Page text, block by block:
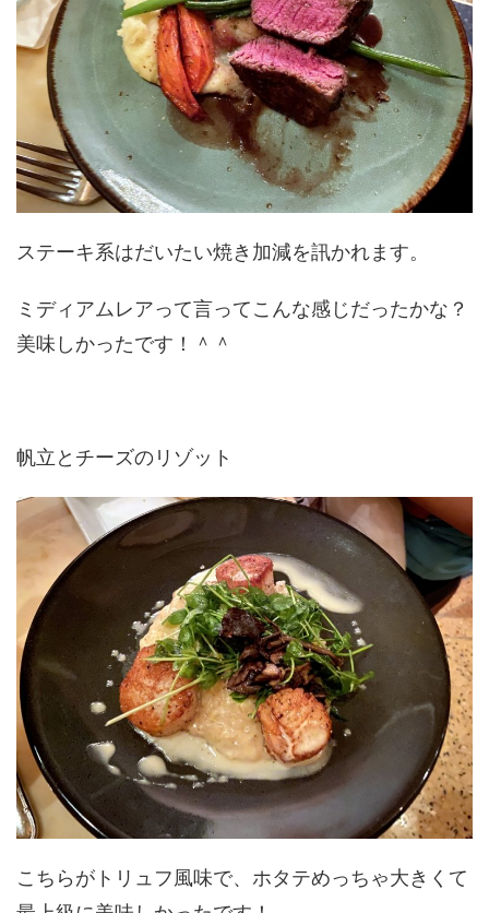
ステーキ系はだいたい焼き加減を訊かれます。
ミディアムレアって言ってこんな感じだったかな？
美味しかったです！＾＾
帆立とチーズのリゾット
こちらがトリュフ風味で、ホタテめっちゃ大きくて